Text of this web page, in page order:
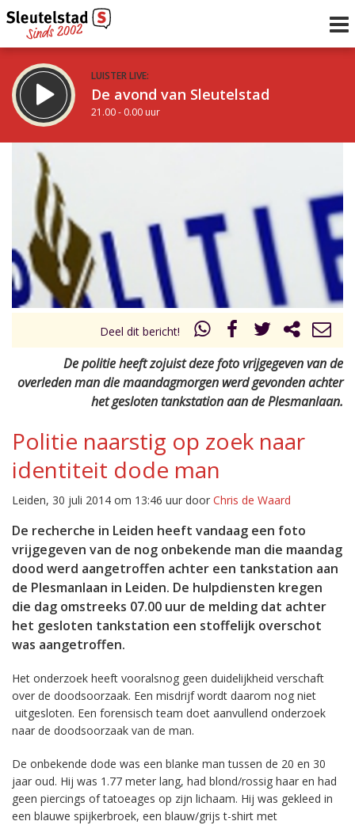
LUISTER LIVE:
De avond van Sleutelstad
21.00 - 0.00 uur
STRAKS:
De nacht van Sleutelstad
0.00 - 6.00 uur
Vorig uur
Volgend uur
Inklappen
Deel dit bericht!
De politie heeft zojuist deze foto vrijgegeven van de
overleden man die maandagmorgen werd gevonden achter
het gesloten tankstation aan de Plesmanlaan.
Politie naarstig op zoek naar
identiteit dode man
Leiden, 30 juli 2014 om 13:46 uur door Chris de Waard
De recherche in Leiden heeft vandaag een foto
vrijgegeven van de nog onbekende man die maandag
dood werd aangetroffen achter een tankstation aan
de Plesmanlaan in Leiden. De hulpdiensten kregen
die dag omstreeks 07.00 uur de melding dat achter
het gesloten tankstation een stoffelijk overschot
was aangetroffen.
Het onderzoek heeft vooralsnog geen duidelijkheid verschaft
over de doodsoorzaak. Een misdrijf wordt daarom nog niet
uitgesloten. Een forensisch team doet aanvullend onderzoek
naar de doodsoorzaak van de man.
De onbekende dode was een blanke man tussen de 20 en 30
jaar oud. Hij was 1.77 meter lang, had blond/rossig haar en had
geen piercings of tatoeages op zijn lichaam. Hij was gekleed in
een blauwe spijkerbroek, een blauw/grijs t-shirt met